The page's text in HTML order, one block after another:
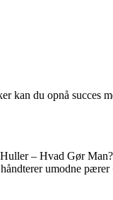
kan du opnå succes
– Hvad Gør Man?
umodne pærer